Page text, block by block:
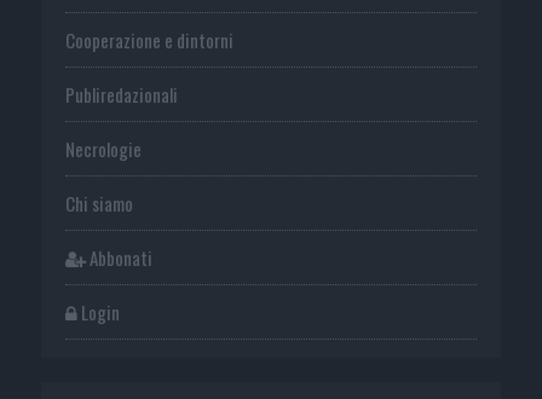
Cooperazione e dintorni
Publiredazionali
Necrologie
Chi siamo
Abbonati
Login